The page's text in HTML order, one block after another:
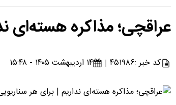
عراقچی؛ مذاکره هسته‌ای
کد خبر :۴۵۱۹۸۶ ۱۴ اردیبهشت ۱۴۰۵ - ۱۵:۴۸